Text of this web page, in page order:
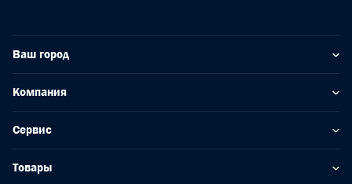
Ваш город
Компания
Сервис
Товары